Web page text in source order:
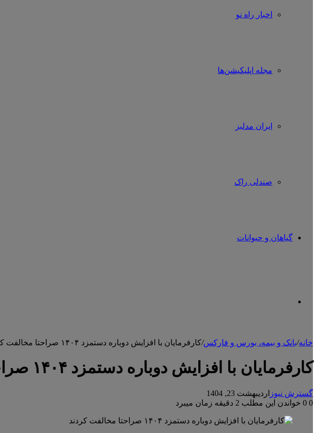
اخبار راه نو
مجله اپلیکیشن‌ها
ایران مدلبز
صندلی راک
گیاهان و حیوانات
خانه/بانک و بیمه، بورس و فارکس/کارفرمایان با افزایش دوباره دستمزد ۱۴۰۴ صراحتا مخالفت کردند
کارفرمایان با افزایش دوباره دستمزد ۱۴۰۴ صراحتا مخالفت کردند
گسترش نیوز اردیبهشت 23, 1404
0
خواندن این مطلب 2 دقیقه زمان میبرد